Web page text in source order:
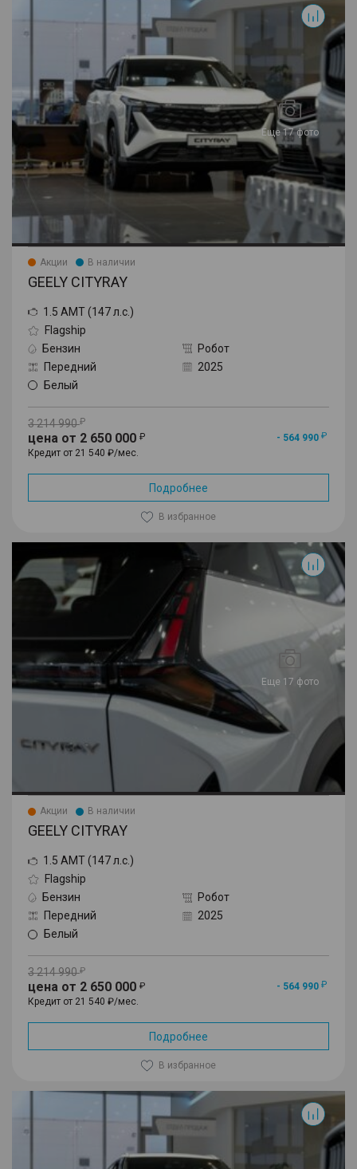
Еще 17 фото
Акции В наличии
GEELY CITYRAY
1.5 AMT (147 л.с.)
Flagship
Бензин
Робот
Передний
2025
Белый
3 214 990
цена от 2 650 000
- 564 990
Кредит от 21 540 ₽/мес.
Подробнее
В избранное
Еще 17 фото
Акции В наличии
GEELY CITYRAY
1.5 AMT (147 л.с.)
Flagship
Бензин
Робот
Передний
2025
Белый
3 214 990
цена от 2 650 000
- 564 990
Кредит от 21 540 ₽/мес.
Подробнее
В избранное